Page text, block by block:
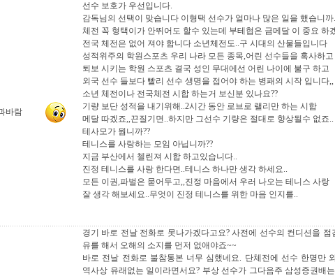
바람
선수 보호가 우선입니다.
감독님의 선택이 맞습니다 이형택 선수가 얼마나 많은 일을 했습니까
체전 꼭 형택이가 안뛰어도 할수 있는데 부테협은 금메달 이 중요 하
전국 체전은 없어 져야 합니다 소년체전도..구 시대의 산물들입니다
성적위주의 학원스포츠 우리 나라 모든 종목,어린 선수들을 혹사하고
퇴보 시키는 학원 스포츠 결국 성인 무대에선 어린 나이에 불구 하고
외국 선수 들보다 빨리 선수 생명을 접어야 하는 병패의 시작 입니다,,
소년 체전이나 전국체전 시합 하는거 보신분 있나요??
기량 보단 성적을 내기위해..2시간 동안 로브로 랠리만 하는 시합
메달 따겠죠,,끈질기면..하지만 그선수 기량은 절대로 향상될수 없죠..
테사모가 뭡니까??
테니스를 사랑하는 모임 아닙니까??
지금 부산에서 첼린져 시합 하고있습니다..
진정 테니스를 사랑 한다면..테니스 하나만 생각 하세요..
모든 이권,파벌은 묻어두고,,진정 마음에서 우러 나오는 테니스 사랑
잘 생각 해보세요..무엇이 진정 테니스를 위한 마음 인지를..
경기 바로 전날 전화로 못나가겠다고요? 사전에 선수의 컨디션을 점
유를 해서 오해의 소지를 먼저 없애야죠~~
바로 전날 전화로 불참통본 너무 심했네요. 단체전에 선수 한명만
역사상 유래없는 일이라면서요? 부상 선수가 그다음주 삼성증권배